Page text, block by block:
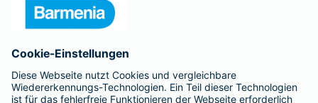
Barmenia ist Teil der BarmeniaGothaer
BELIEBTE SEITEN